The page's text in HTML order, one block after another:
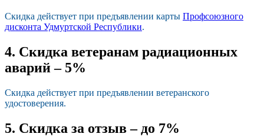
Скидка действует при предъявлении карты Профсоюзного
дисконта Удмуртской Республики.
4. Скидка ветеранам радиационных
аварий – 5%
Скидка действует при предъявлении ветеранского
удостоверения.
5. Скидка за отзыв – до 7%